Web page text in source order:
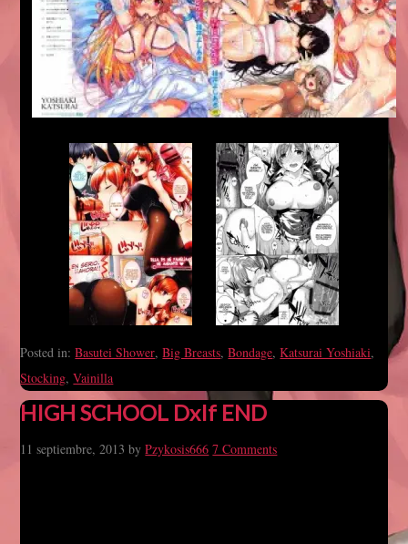
Posted in:Basutei Shower,Big Breasts,Bondage,Katsurai Yoshiaki,
Stocking,Vainilla
HIGH SCHOOL DxIf END
11 septiembre, 2013 byPzykosis666 7 Comments